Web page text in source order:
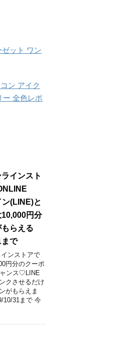
ット ワン
ン アイク
ー 全色レポ
インスト
(LINE)と
10,000円分
らえる
で
ンストアで
円分のクーポ
ンス♡LINE
クさせるだけ
がもらえま
10/31まで 今